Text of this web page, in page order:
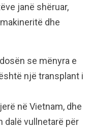
janë shëruar,
dhe
se mënyra e
një transplant i
në Vietnam, dhe
dalë vullnetarë për